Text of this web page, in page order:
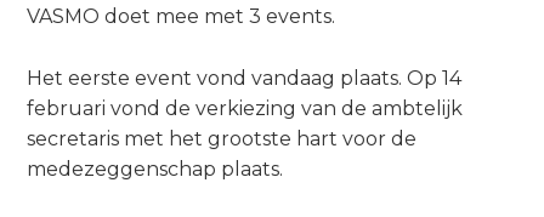
J
u
m
p
VASMO doet mee met 3 events.
Het eerste event vond vandaag plaats. Op 14
februari vond de verkiezing van de ambtelijk
secretaris met het grootste hart voor de
medezeggenschap plaats.